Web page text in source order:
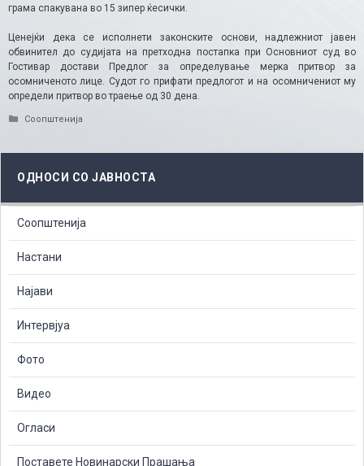
грама спакувана во 15 зипер ќесички.
Ценејќи дека се исполнети законските основи, надлежниот јавен
обвинител до судијата на претходна постапка при Основниот суд во
Гостивар достави Предлог за определување мерка притвор за
осомниченото лице. Судот го прифати предлогот и на осомничениот му
определи притвор во траење од 30 дена.
Categories
Соопштенија
ОДНОСИ СО ЈАВНОСТА
Соопштенија
Настани
Најави
Интервјуа
Фото
Видео
Огласи
Поставете Новинарски Прашања